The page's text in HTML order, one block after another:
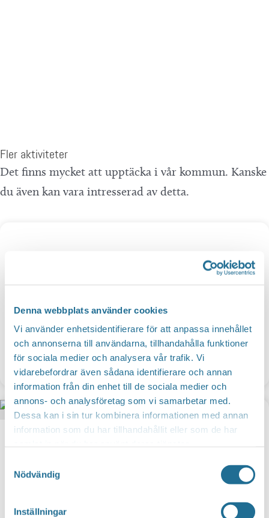
Denna webbplats använder cookies
Vi använder enhetsidentifierare för att anpassa innehållet
och annonserna till användarna, tillhandahålla funktioner
för sociala medier och analysera vår trafik. Vi
vidarebefordrar även sådana identifierare och annan
information från din enhet till de sociala medier och
annons- och analysföretag som vi samarbetar med.
Dessa kan i sin tur kombinera informationen med annan
information som du har tillhandahållit eller som de har
Nödvändig
Inställningar
Fler aktiviteter
Det finns mycket att upptäcka i vår kommun. Kanske
du även kan vara intresserad av detta.
KAYAKOMAT Motala Mallboden